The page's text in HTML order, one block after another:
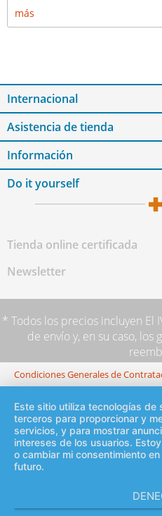
más
Internacional
Asistencia de tienda
Información
Do it yourself
Tienda online certificada
Newsletter
* Todos los precios incluyen El
de envíoy, en su caso, los
Condiciones Generales de
Este sitio utiliza tecnologías
terceros para proporcionar y
servicios, y para mostrar
intereses de los usuarios.
o cambiar mi consentimiento
futuro.